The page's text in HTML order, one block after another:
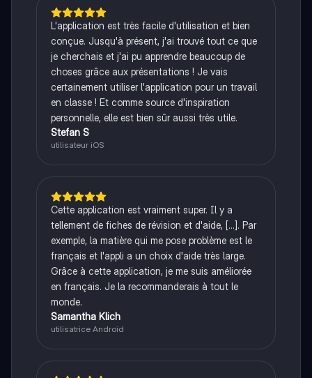
L'application est très facile d'utilisation et bien
conçue. Jusqu'à présent, j'ai trouvé tout ce que
je cherchais et j'ai pu apprendre beaucoup de
choses grâce aux présentations ! Je vais
certainement utiliser l'application pour un travail
en classe ! Et comme source d'inspiration
personnelle, elle est bien sûr aussi très utile.
Stefan S
utilisateur iOS
Cette application est vraiment super. Il y a
tellement de fiches de révision et d'aide, [...]. Par
exemple, la matière qui me pose problème est le
français et l'appli a un choix d'aide très large.
Grâce à cette application, je me suis améliorée
en français. Je la recommanderais à tout le
monde.
Samantha Klich
utilisatrice Android